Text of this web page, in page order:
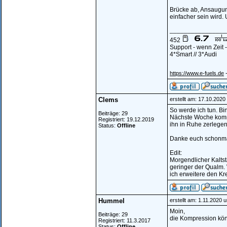
Brücke ab,
einfacher sein wird.
452
Support - wenn Zeit
4*Smart // 3*Audi
https://www.e-fuels.de
Clems
Beiträge: 29
Registriert: 19.12.2019
Status: Offline
erstellt am:
So werde ich tun.
Nächste Woche
ihn in Ruhe
Danke euch
Edit:
Morgendlicher
geringer der Qualm.
ich erweitere den
Hummel
Beiträge: 29
Registriert: 11.3.2017
erstellt am: 1.11.2020
Moin,
die Kompression